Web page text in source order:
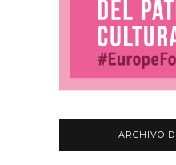
ARCHIVO